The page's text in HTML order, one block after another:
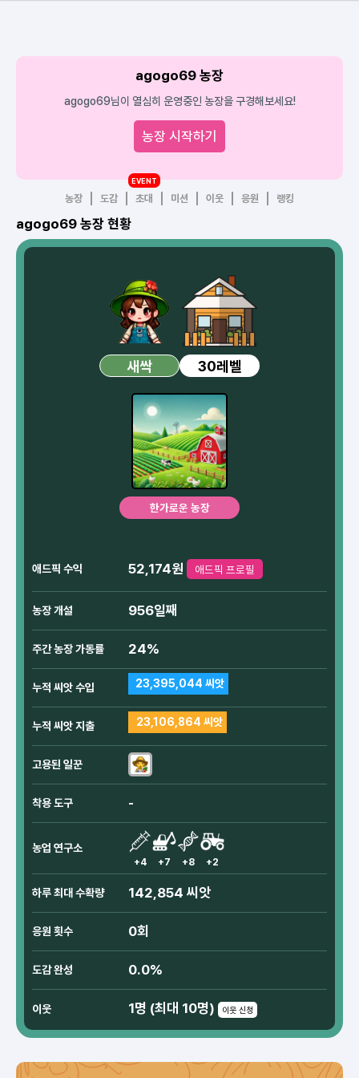
agogo69 농장
agogo69님이 열심히 운영중인 농장을 구경해보세요!
농장 시작하기
농장 도감 초대
EVENT
미션 이웃 응원 랭킹
agogo69 농장 현황
새싹 30레벨
한가로운 농장
애드픽 수익 52,174원 애드픽 프로필
농장 개설 956일째
주간 농장 가동률 24%
누적 씨앗 수입 23,395,044 씨앗
누적 씨앗 지출 23,106,864 씨앗
고용된 일꾼
착용 도구 -
농업 연구소
+4 +7 +8 +2
하루 최대 수확량 142,854 씨앗
응원 횟수 0회
도감 완성 0.0%
이웃 1명 (최대 10명) 이웃 신청